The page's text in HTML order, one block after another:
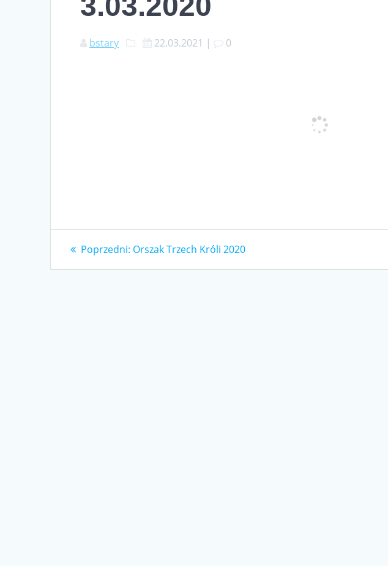
bstary 22.03.2021 | 0
Nawigacja
wpisu
Poprzedni: Poprzedni
Orszak Trzech Króli 2020